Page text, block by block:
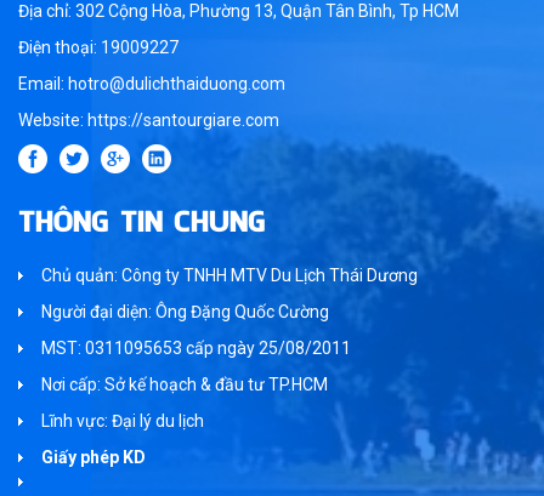
Địa chỉ: 302 Cộng Hòa, Phường 13, Quận Tân Bình, Tp HCM
Điện thoại: 19009227
Email: hotro@dulichthaiduong.com
Website: https://santourgiare.com
THÔNG TIN CHUNG
Chủ quản: Công ty TNHH MTV Du Lịch Thái Dương
Người đại diện: Ông Đặng Quốc Cường
MST: 0311095653 cấp ngày 25/08/2011
Nơi cấp: Sở kế hoạch & đầu tư TP.HCM
Lĩnh vực: Đại lý du lịch
Giấy phép KD